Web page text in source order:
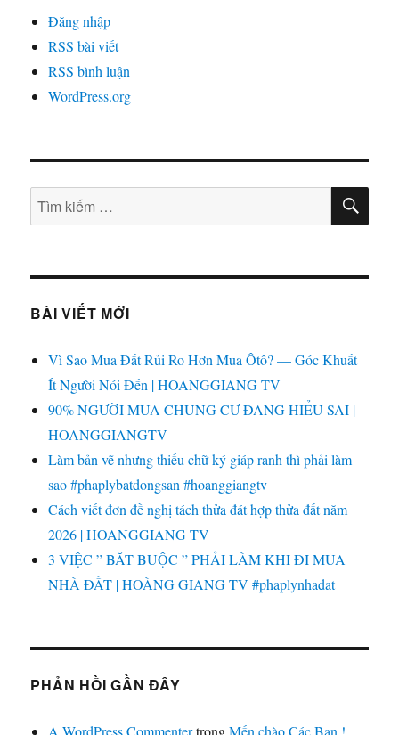
Đăng nhập
RSS bài viết
RSS bình luận
WordPress.org
Tìm
kiếm:
TÌM
BÀI VIẾT MỚI
Vì Sao Mua Đất Rủi Ro Hơn Mua Ôtô? — Góc Khuất
Ít Người Nói Đến | HOANGGIANG TV
90% NGƯỜI MUA CHUNG CƯ ĐANG HIỂU SAI |
HOANGGIANGTV
Làm bản vẽ nhưng thiếu chữ ký giáp ranh thì phải làm
sao #phaplybatdongsan #hoanggiangtv
Cách viết đơn đề nghị tách thửa đát hợp thửa đất năm
2026 | HOANGGIANG TV
3 VIỆC ” BẮT BUỘC ” PHẢI LÀM KHI ĐI MUA
NHÀ ĐẤT | HOÀNG GIANG TV #phaplynhadat
PHẢN HỒI GẦN ĐÂY
A WordPress CommentertrongMến chào Các Bạn !